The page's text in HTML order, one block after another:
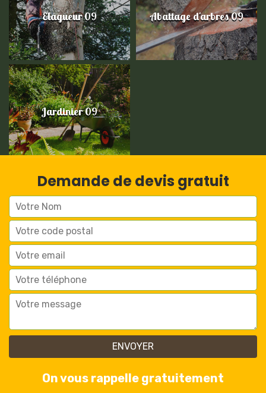
Elagueur 09 Abattage d'arbres 09
Jardinier 09
Demande de devis gratuit
On vous rappelle gratuitement